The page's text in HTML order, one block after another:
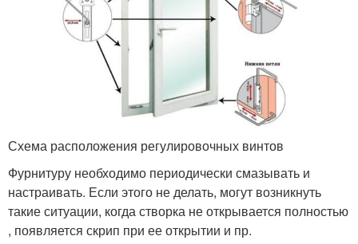
Схема расположения регулировочных винтов
Фурнитуру необходимо периодически смазывать и
настраивать. Если этого не делать, могут возникнуть
такие ситуации, когда створка не открывается полностью
, появляется скрип при ее открытии и пр.